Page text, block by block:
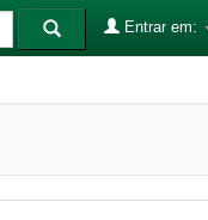
Entrar em: